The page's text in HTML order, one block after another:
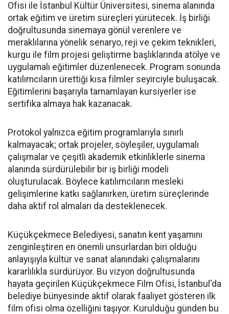
Ofisi ile İstanbul Kültür Üniversitesi, sinema alanında
ortak eğitim ve üretim süreçleri yürütecek. İş birliği
doğrultusunda sinemaya gönül verenlere ve
meraklılarına yönelik senaryo, reji ve çekim teknikleri,
kurgu ile film projesi geliştirme başlıklarında atölye ve
uygulamalı eğitimler düzenlenecek. Program sonunda
katılımcıların ürettiği kısa filmler seyirciyle buluşacak.
Eğitimlerini başarıyla tamamlayan kursiyerler ise
sertifika almaya hak kazanacak.
Protokol yalnızca eğitim programlarıyla sınırlı
kalmayacak; ortak projeler, söyleşiler, uygulamalı
çalışmalar ve çeşitli akademik etkinliklerle sinema
alanında sürdürülebilir bir iş birliği modeli
oluşturulacak. Böylece katılımcıların mesleki
gelişimlerine katkı sağlanırken, üretim süreçlerinde
daha aktif rol almaları da desteklenecek.
Küçükçekmece Belediyesi, sanatın kent yaşamını
zenginleştiren en önemli unsurlardan biri olduğu
anlayışıyla kültür ve sanat alanındaki çalışmalarını
kararlılıkla sürdürüyor. Bu vizyon doğrultusunda
hayata geçirilen Küçükçekmece Film Ofisi, İstanbul'da
belediye bünyesinde aktif olarak faaliyet gösteren ilk
film ofisi olma özelliğini taşıyor. Kurulduğu günden bu